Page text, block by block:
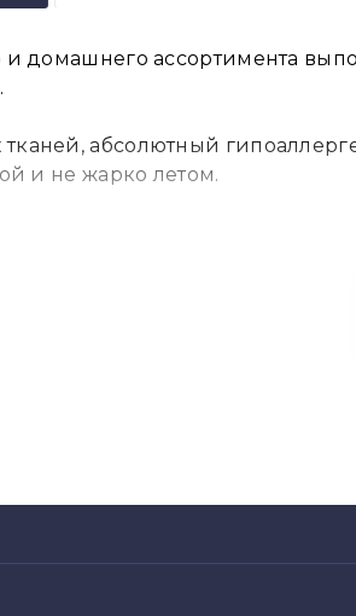
домашнего ассортимента
абсолютный
и не жарко летом.
более 300 стирок при
и комфорте в течение